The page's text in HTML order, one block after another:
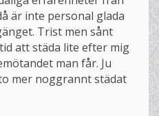
är inte personal glada
Trist men sånt
att städa lite efter mig
man får. Ju
mer noggrannt städat